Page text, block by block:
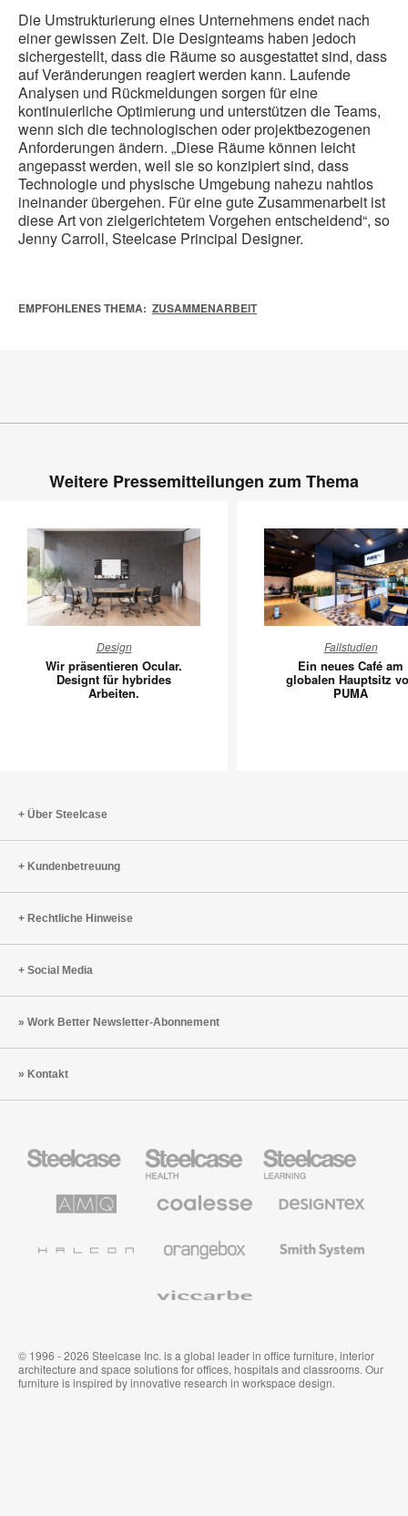
Die Umstrukturierung eines Unternehmens endet nach
einer gewissen Zeit. Die Designteams haben jedoch
sichergestellt, dass die Räume so ausgestattet sind, dass
auf Veränderungen reagiert werden kann. Laufende
Analysen und Rückmeldungen sorgen für eine
kontinuierliche Optimierung und unterstützen die Teams,
wenn sich die technologischen oder projektbezogenen
Anforderungen ändern. „Diese Räume können leicht
angepasst werden, weil sie so konzipiert sind, dass
Technologie und physische Umgebung nahezu nahtlos
ineinander übergehen. Für eine gute Zusammenarbeit ist
diese Art von zielgerichtetem Vorgehen entscheidend“, so
Jenny Carroll, Steelcase Principal Designer.
EMPFOHLENES THEMA: ZUSAMMENARBEIT
Weitere Pressemitteilungen zum Thema
präsentieren
Ocular.
Designt
Design
Wir präsentieren Ocular.
Designt für hybrides
Arbeiten.
neues
Café
am
Fallstudien
Ein neues Café am
globalen Hauptsitz
PUMA
Über Steelcase
Kundenbetreuung
Rechtliche Hinweise
Social Media
Work Better Newsletter-Abonnement
Kontakt
Büromöbel
Health
Education
Möbel
Solutions
Büromöbel
Textilien
System
© 1996 - 2026 Steelcase Inc. is a global leader in office furniture, interior
architecture and space solutions for offices, hospitals and classrooms. Our
furniture is inspired by innovative research in workspace design.